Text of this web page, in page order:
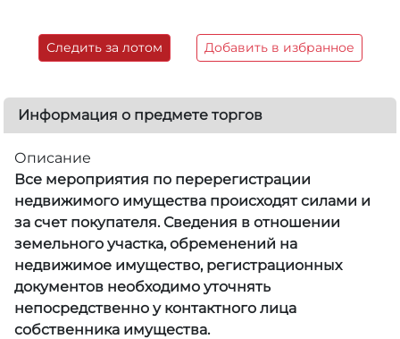
Следить за лотом Добавить в избранное
Информация о предмете торгов
Описание
Все мероприятия по перерегистрации
недвижимого имущества происходят силами и
за счет покупателя. Сведения в отношении
земельного участка, обременений на
недвижимое имущество, регистрационных
документов необходимо уточнять
непосредственно у контактного лица
собственника имущества.